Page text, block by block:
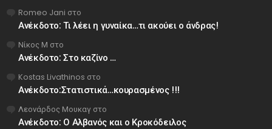
Romeo Jani στο
Ανέκδοτο: Τι λέει η γυναίκα…τι ακούει ο άνδρας!
Νίκος Μ στο
Ανέκδοτο: Στο καζίνο …
Kostas Livathinos στο
Ανέκδοτο:Στατιστικά…κουρασμένος !!!
Λεονάρδος Μουκαγ στο
Ανέκδοτο: Ο Αλβανός και ο Κροκόδειλος